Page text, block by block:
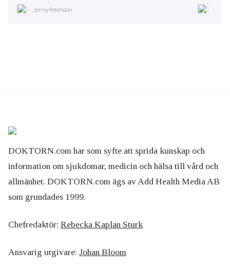
Jenny Petersson
DOKTORN.com har som syfte att sprida kunskap och
information om sjukdomar, medicin och hälsa till vård och
allmänhet. DOKTORN.com ägs av Add Health Media AB
som grundades 1999.
Chefredaktör: Rebecka Kaplan Sturk
Ansvarig utgivare: Johan Bloom